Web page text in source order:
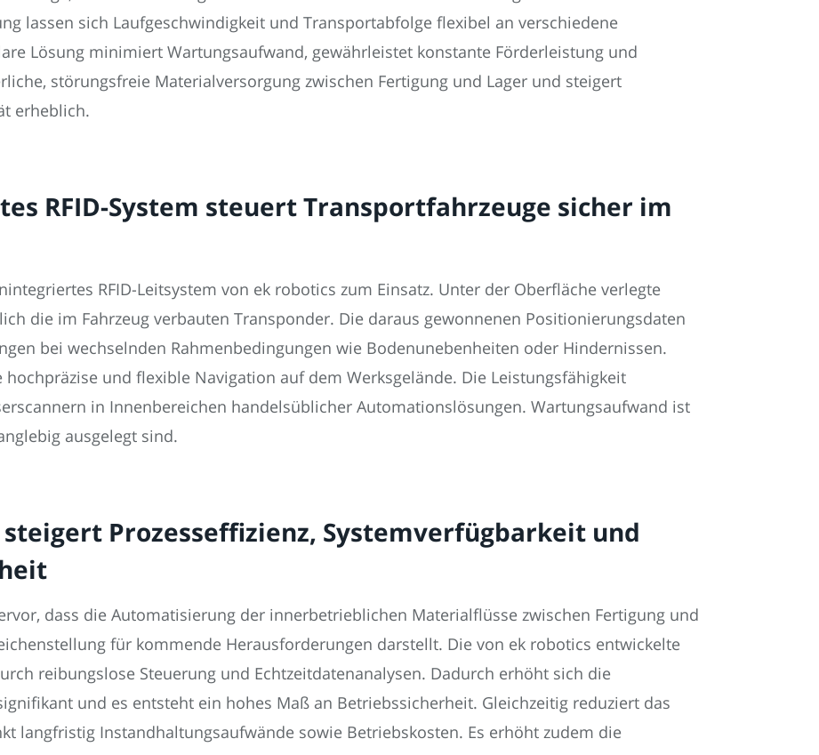
lassen sich Laufgeschwindigkeit und Transportabfolge flexibel an verschiedene
Lösung minimiert Wartungsaufwand, gewährleistet konstante Förderleistung und
störungsfreie Materialversorgung zwischen Fertigung und Lager und steigert
erheblich.
RFID-System steuert Transportfahrzeuge sicher im
RFID-Leitsystem von ek robotics zum Einsatz. Unter der Oberfläche verlegte
die im Fahrzeug verbauten Transponder. Die daraus gewonnenen Positionierungsdaten
bei wechselnden Rahmenbedingungen wie Bodenunebenheiten oder Hindernissen.
hochpräzise und flexible Navigation auf dem Werksgelände. Die Leistungsfähigkeit
in Innenbereichen handelsüblicher Automationslösungen. Wartungsaufwand ist
ausgelegt sind.
steigert Prozesseffizienz, Systemverfügbarkeit und
dass die Automatisierung der innerbetrieblichen Materialflüsse zwischen Fertigung und
für kommende Herausforderungen darstellt. Die von ek robotics entwickelte
reibungslose Steuerung und Echtzeitdatenanalysen. Dadurch erhöht sich die
und es entsteht ein hohes Maß an Betriebssicherheit. Gleichzeitig reduziert das
langfristig Instandhaltungsaufwände sowie Betriebskosten. Es erhöht zudem die